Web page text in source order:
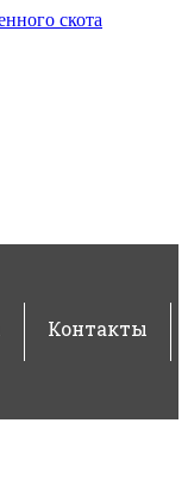
Контакты